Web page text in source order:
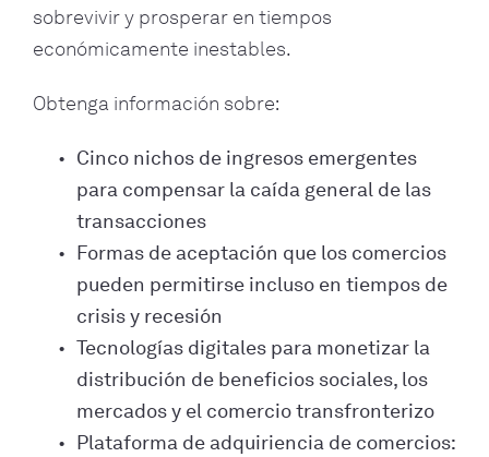
sobrevivir y prosperar en tiempos
económicamente inestables.
Obtenga información sobre:
Cinco nichos de ingresos emergentes
para compensar la caída general de las
transacciones
Formas de aceptación que los comercios
pueden permitirse incluso en tiempos de
crisis y recesión
Tecnologías digitales para monetizar la
distribución de beneficios sociales, los
mercados y el comercio transfronterizo
Plataforma de adquiriencia de comercios: